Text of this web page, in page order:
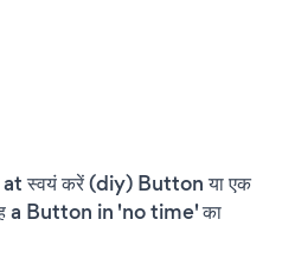
स्वयं करें (diy) Button या एक
a Button in 'no time' का